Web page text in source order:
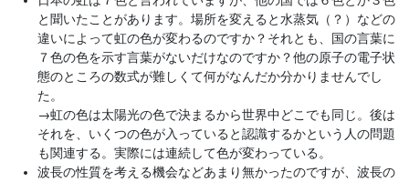
と聞いたことがあります。場所を変えると水蒸気（？）などの
違いによって虹の色が変わるのですか？それとも、国の言葉に
７色の色を示す言葉がないだけなのですか？他の原子の電子状
態のところの数式が難しくて何がなんだか分かりませんでし
た。
→虹の色は太陽光の色で決まるから世界中どこでも同じ。後は
それを、いくつの色が入っていると認識するかという人の問題
も関連する。実際には連続して色が変わっている。
波長の性質を考える機会などあまり無かったのですが、波長の